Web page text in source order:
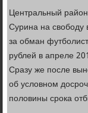
Центральный
Сурина на
за обман
рублей в апреле
Сразу же после
об условном
половины срока